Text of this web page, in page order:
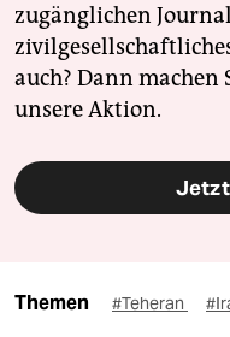
zugänglichen
auch? Dann
unsere Aktion.
Themen #Teheran